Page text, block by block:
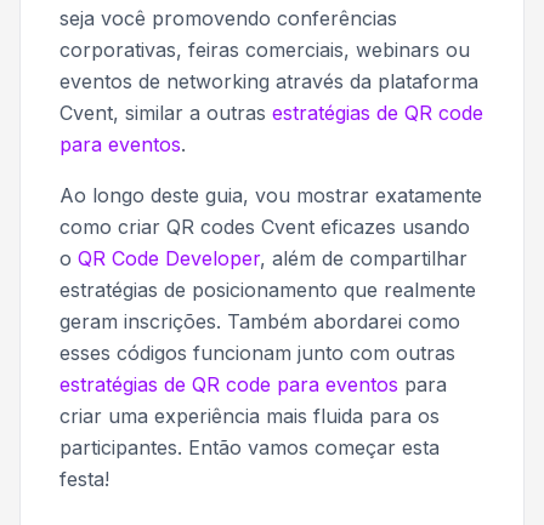
seja você promovendo conferências
corporativas, feiras comerciais, webinars ou
eventos de networking através da plataforma
Cvent, similar a outras estratégias de QR code
para eventos.
Ao longo deste guia, vou mostrar exatamente
como criar QR codes Cvent eficazes usando
o QR Code Developer, além de compartilhar
estratégias de posicionamento que realmente
geram inscrições. Também abordarei como
esses códigos funcionam junto com outras
estratégias de QR code para eventos para
criar uma experiência mais fluida para os
participantes. Então vamos começar esta
festa!